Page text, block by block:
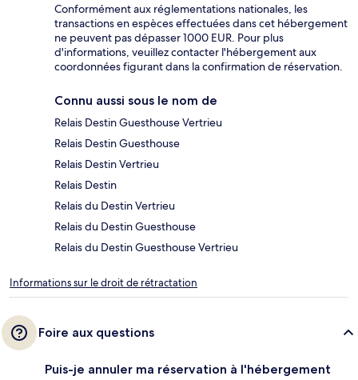
Conformément aux réglementations nationales, les
transactions en espèces effectuées dans cet hébergement
ne peuvent pas dépasser 1000 EUR. Pour plus
d'informations, veuillez contacter l'hébergement aux
coordonnées figurant dans la confirmation de réservation.
Connu aussi sous le nom de
Relais Destin Guesthouse Vertrieu
Relais Destin Guesthouse
Relais Destin Vertrieu
Relais Destin
Relais du Destin Vertrieu
Relais du Destin Guesthouse
Relais du Destin Guesthouse Vertrieu
Informations sur le droit de rétractation
Foire aux questions
Puis-je annuler ma réservation à l'hébergement